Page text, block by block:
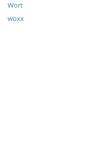
Wort
woxx